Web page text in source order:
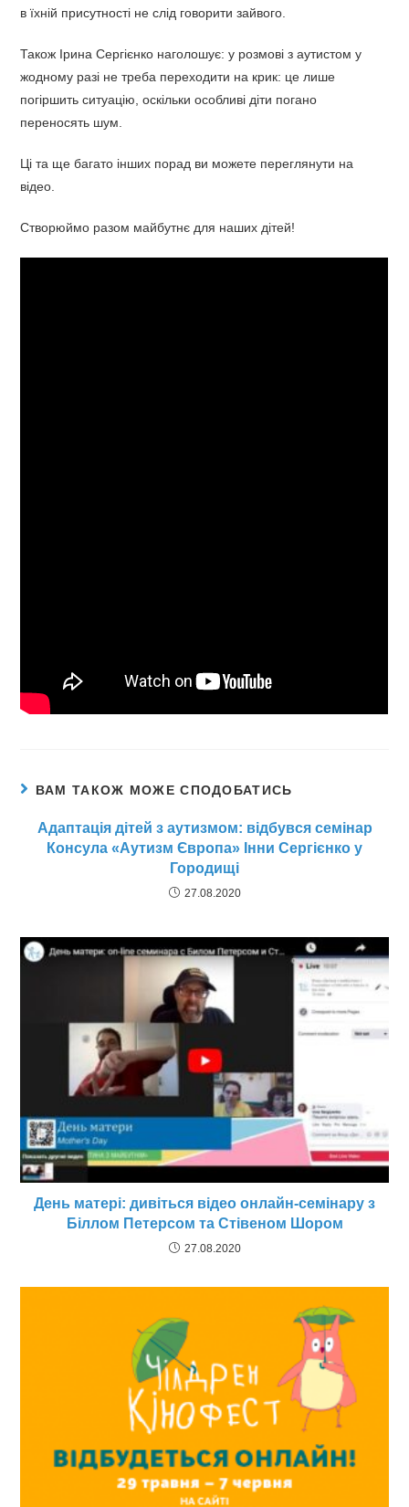
в їхній присутності не слід говорити зайвого.
Також Ірина Сергієнко наголошує: у розмові з аутистом у
жодному разі не треба переходити на крик: це лише
погіршить ситуацію, оскільки особливі діти погано
переносять шум.
Ці та ще багато інших порад ви можете переглянути на
відео.
Створюймо разом майбутнє для наших дітей!
ВАМ ТАКОЖ МОЖЕ СПОДОБАТИСЬ
Адаптація дітей з аутизмом: відбувся семінар
Консула «Аутизм Європа» Інни Сергієнко у
Городищі
27.08.2020
День матері: дивіться відео онлайн-семінару з
Біллом Петерсом та Стівеном Шором
27.08.2020